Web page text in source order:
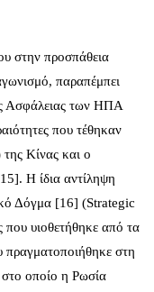
στην προσπάθεια
παραπέμπει
Ασφάλειας των ΗΠΑ
που τέθηκαν
Κίνας και ο
Η ίδια αντίληψη
Δόγμα [16] (Strategic
που υιοθετήθηκε από τα
στη
οποίο η Ρωσία